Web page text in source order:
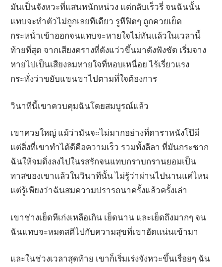
มันเป็นจังหวะที่แสนหนักหน่วง แต่กลับเร็วรี่ จนฉันนั้น
แทบจะทำตัวไม่ถูกเลยทีเดียว รูหีฟิตๆ ถูกควยเย็ด
กระหน่ำเข้าออกจนแทบจะหายใจไม่ทันแล้วในเวลานี้
ท้ายที่สุด จากเสียงครางที่ดังแว่วขึ้นมาดังฟังชัด เริ่มจาง
หายไปเป็นเสียงลมหายใจที่หอบเหนื่อย ไร้เรี่ยวแรง
กระทั่งว่าขยับแขนขาไปตามที่ใจต้องการ
วินาทีนี้เขาควบคุมฉันโดยสมบูรณ์แล้ว
เขาควยใหญ่ แม้ว่ามันจะไม่มากอย่างที่ดาราหนังโป๊มี
แต่สิ่งที่เขาทำได้ดีคือความเร็ว รวมทั้งลีลา ที่มันกระชาก
ฉันให้จมดิ่งลงไปในรสรักจนแทบกราบกรานยอมเป็น
ทาสของเขาแล้วในวินาทีนั้น ไม่รู้ว่าผ่านไปนานแค่ไหน
แต่รู้เพียงว่าฉันสมความปรารถนาครั้งแล้วครั้งเล่า
เขาช่างเย็ดหีเก่งเหลือเกิน เย็ดนาน และเย็ดถึงมากๆ จน
ฉันแทบจะหมดสติไปกับความสุขที่เขาอัดแน่นเข้ามา
และในช่วงเวลาสุดท้าย เขาก็เริ่มเร่งจังหวะขึ้นเรื่อยๆ ฉัน